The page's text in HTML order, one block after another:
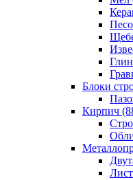
Блоки
Кирпич